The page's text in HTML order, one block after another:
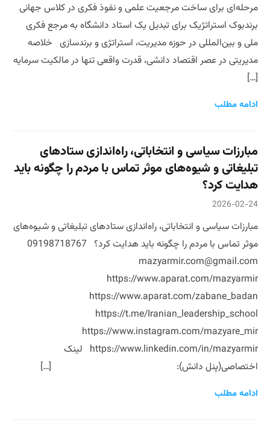
مرحله‌ای برای ساخت مرجعیت علمی و نفوذ فکری در کلاس جهانی
برندبوک استراتژیک برای تبدیل یک استاد دانشگاه به مرجع فکری
ملی و بین‌المللی در حوزه مدیریت، استراتژی و برندسازی خلاصه
مدیریتی در عصر اقتصاد دانشی، قدرت واقعی تنها در مالکیت سرمایه
[…]
ادامه مطلب
مبارزات سیاسی و انتخاباتی، راه‌اندازی ستادهای
تبلیغاتی و شیوه‌های موثر تماس با مردم را چگونه باید
هدایت کرد؟
2026-02-24
مبارزات سیاسی و انتخاباتی، راه‌اندازی ستادهای تبلیغاتی و شیوه‌های
موثر تماس با مردم را چگونه باید هدایت کرد؟ 09198718767
mazyarmir.com@gmail.com
https://www.aparat.com/mazyarmir
https://www.aparat.com/zabane_badan
https://t.me/Iranian_leadership_school
https://www.instagram.com/mazyare_mir
https://www.linkedin.com/in/mazyarmir لینک
اختصاصی(پنل دانش): […]
ادامه مطلب